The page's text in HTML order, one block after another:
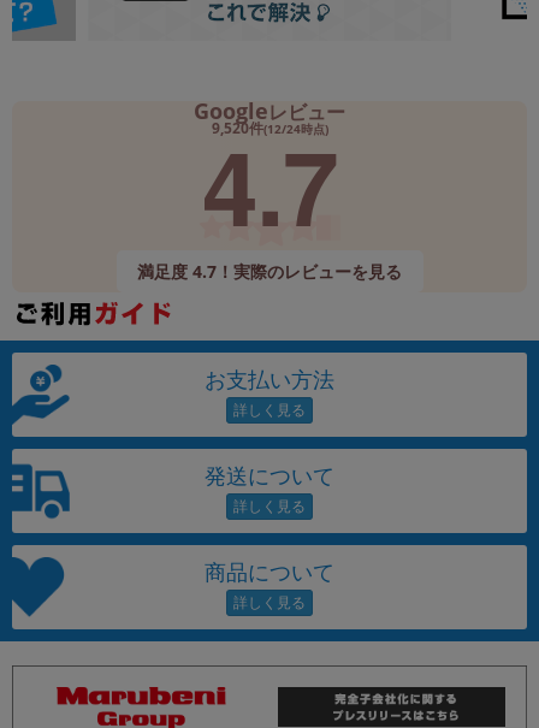
Googleレビュー
9,520件(12/24時点)
4.7
満足度 4.7！実際のレビューを見る
お支払い方法
発送について
商品について